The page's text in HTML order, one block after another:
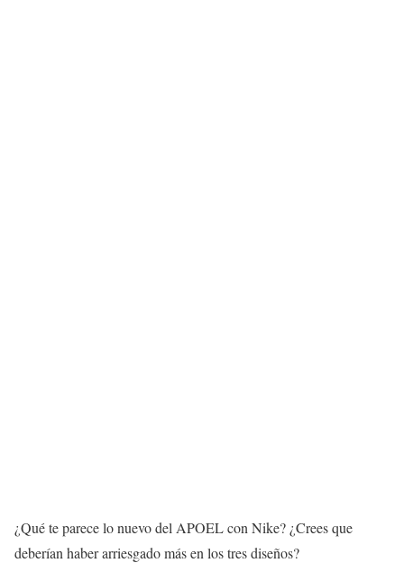
¿Qué te parece lo nuevo del APOEL con Nike? ¿Crees que
deberían haber arriesgado más en los tres diseños?